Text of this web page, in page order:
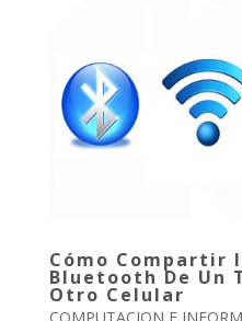
Cómo Compartir
Bluetooth De Un
Otro Celular